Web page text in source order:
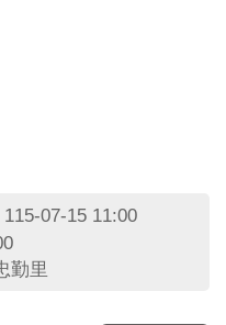
07-15 11:00
勤里